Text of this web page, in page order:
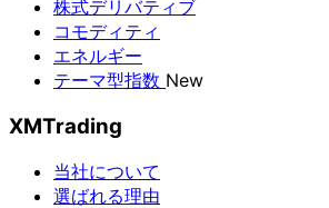
株式デリバティブ
コモディティ
エネルギー
テーマ型指数 New
XMTrading
当社について
選ばれる理由